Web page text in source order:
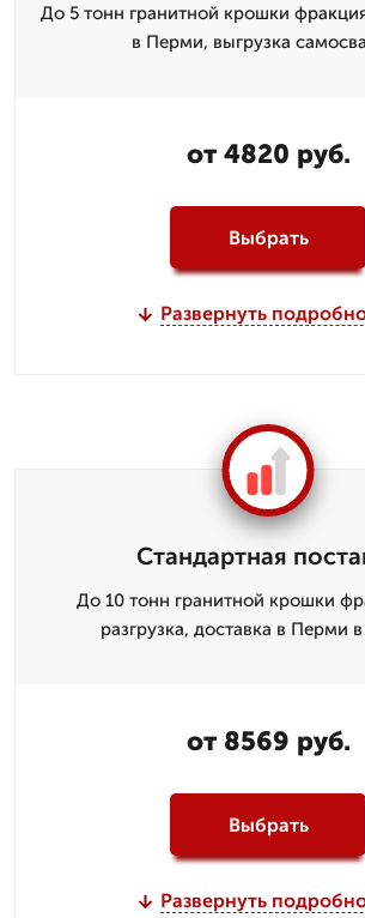
До 5 тонн гранитной крошки
в Перми, выгрузка
от 4820 руб.
Выбрать
Развернуть
Стандартная
До 10 тонн гранитной крошки
разгрузка, доставка в Перми в
от 8569 руб.
Выбрать
Развернуть